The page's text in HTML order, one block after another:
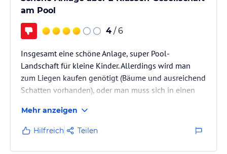
am Pool
4 / 6
Insgesamt eine schöne Anlage, super Pool-
Landschaft für kleine Kinder. Allerdings wird man
zum Liegen kaufen genötigt (Bäume und ausreichend
Schatten vorhanden), oder man muss sich in einen
Kinder sind da auch völlig egal. Interessiert nicht. Gib
Geld oder du hast Pech! Unterkünfte sind sehr
Mehr anzeigen
Hilfreich Teilen